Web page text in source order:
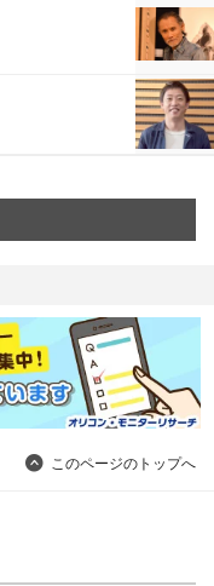
このページのトップへ